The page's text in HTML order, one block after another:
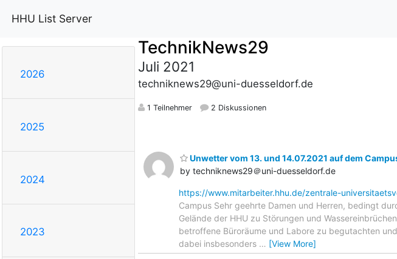
HHU List Server
2026
2025
2024
2023
TechnikNews29
Juli 2021
techniknews29@uni-duesseldorf.de
1 Teilnehmer 2 Diskussionen
Unwetter vom 13. und 14.07.2021 auf dem
by techniknews29＠uni-duesseldorf.de
https://www.mitarbeiter.hhu.de/zentrale-
Campus Sehr geehrte Damen und Herren, bedingt
Gelände der HHU zu Störungen und
betroffene Büroräume und Labore zu begutachten
dabei insbesonders … [View More]